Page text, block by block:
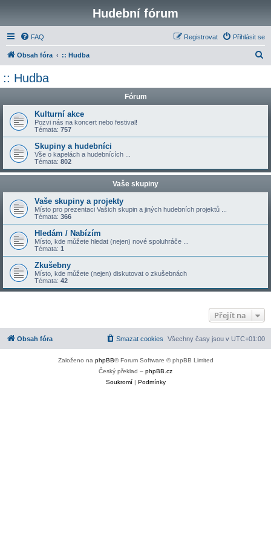
Hudební fórum
FAQ Přihlásit se
Registrovat
Obsah fóra :: Hudba
:: Hudba
Fórum
Kulturní akce
Pozvi nás na koncert nebo festival!
Témata: 757
Skupiny a hudebníci
Vše o kapelách a hudebnících ...
Témata: 802
Vaše skupiny
Vaše skupiny a projekty
Místo pro prezentaci Vašich skupin a jiných hudebních projektů ...
Témata: 366
Hledám / Nabízím
Místo, kde můžete hledat (nejen) nové spoluhráče ...
Témata: 1
Zkušebny
Místo, kde můžete (nejen) diskutovat o zkušebnách
Témata: 42
Přejít na
Obsah fóra Všechny časy jsou v UTC+01:00
Smazat cookies
Založeno na phpBB® Forum Software © phpBB Limited
Český překlad – phpBB.cz
Soukromí| Podmínky